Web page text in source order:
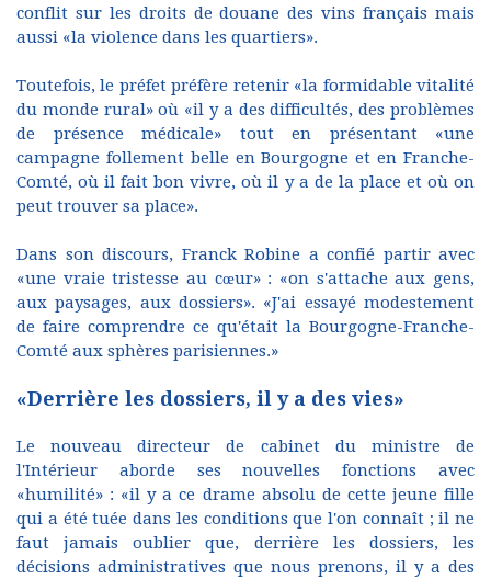
conflit sur les droits de douane des vins français mais
aussi «la violence dans les quartiers».
Toutefois, le préfet préfère retenir «la formidable vitalité
du monde rural» où «il y a des difficultés, des problèmes
de présence médicale» tout en présentant «une
campagne follement belle en Bourgogne et en Franche-
Comté, où il fait bon vivre, où il y a de la place et où on
peut trouver sa place».
Dans son discours, Franck Robine a confié partir avec
«une vraie tristesse au cœur» : «on s'attache aux gens,
aux paysages, aux dossiers». «J'ai essayé modestement
de faire comprendre ce qu'était la Bourgogne-Franche-
Comté aux sphères parisiennes.»
«Derrière les dossiers, il y a des vies»
Le nouveau directeur de cabinet du ministre de
l'Intérieur aborde ses nouvelles fonctions avec
«humilité» : «il y a ce drame absolu de cette jeune fille
qui a été tuée dans les conditions que l'on connaît ; il ne
faut jamais oublier que, derrière les dossiers, les
décisions administratives que nous prenons, il y a des